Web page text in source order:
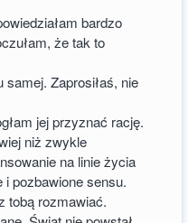
bardzo
że tak to
samej. Zaprosiłaś, nie
jej przyznać rację.
niż zwykle
na linie życia
i pozbawione sensu.
tobą rozmawiać.